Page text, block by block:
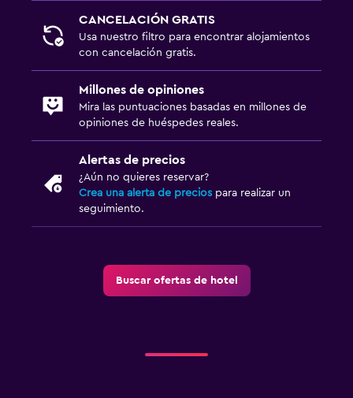
CANCELACIÓN GRATIS
Usa nuestro filtro para encontrar alojamientos
con cancelación gratis.
Millones de opiniones
Mira las puntuaciones basadas en millones de
opiniones de huéspedes reales.
Alertas de precios
¿Aún no quieres reservar?
Crea una alerta de precios para realizar un
seguimiento.
Buscar ofertas de hotel